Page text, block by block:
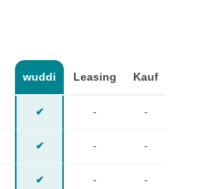
wuddi Leasing Kauf
✔ - -
✔ - -
✔ - -